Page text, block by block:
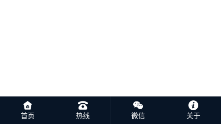
首页 热线 微信 关于